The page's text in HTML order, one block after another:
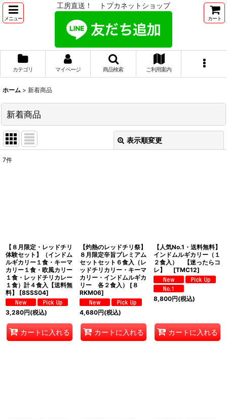
メニュー
工房直送！ トプカネットショップ
カート
カテゴリ マイページ 商品検索 ご利用案内
ホーム > 新着商品
新着商品
表示順変更
7件
【８月限定・レッドチリ
体験セット】（インドム
ルギカリー１食・キーマ
カリー１食・欧風カリー
１食・レッドチリカレー
１食）計４食入【送料無
料】
[8SSS04]
3,280円(税込)
カートに入れる
【灼熱のレッドチリ祭】
８月限定辛旨プレミアム
セットセット６食入（レ
ッドチリカリー・キーマ
カリー・インドムルギカ
リー 各２食入）
[８
RKM06]
4,680円(税込)
カートに入れる
【人気No.1・送料無料】
インドムルギカリー（１
２食入） 【迷ったらコ
レ】
[TMC12]
8,800円(税込)
カートに入れる